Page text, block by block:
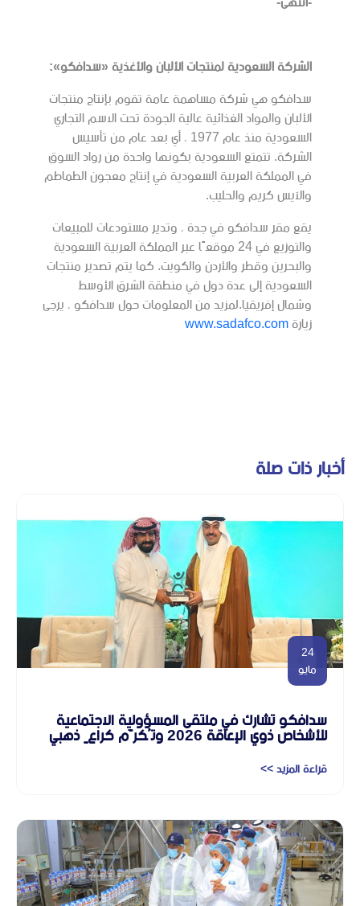
الشركة السعودية لمنتجات الألبان والأغذية «سدافكو»:
سدافكو هي شركة مساهمة عامة تقوم بإنتاج منتجات
الألبان والمواد الغذائية عالية الجودة تحت الاسم التجاري
السعودية منذ عام 1977 ، أي بعد عام من تأسيس
الشركة. تتمتع السعودية بكونها واحدة من رواد السوق
في المملكة العربية السعودية في إنتاج معجون الطماطم
والآيس كريم والحليب.
يقع مقر سدافكو في جدة ، وتدير مستودعات للمبيعات
والتوزيع في 24 موقعًا عبر المملكة العربية السعودية
والبحرين وقطر والأردن والكويت. كما يتم تصدير منتجات
السعودية إلى عدة دول في منطقة الشرق الأوسط
وشمال إفريقيا.لمزيد من المعلومات حول سدافكو ، يرجى
زيارة www.sadafco.com
أخبار ذات صلة
24
مايو
سدافكو تشارك في ملتقى المسؤولية الاجتماعية
للأشخاص ذوي الإعاقة 2026 وتُكرَّم كراعٍ ذهبي
قراءة المزيد >>